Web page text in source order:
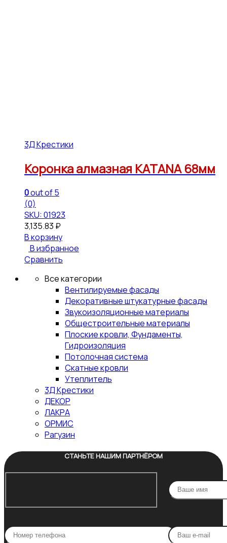
3Д Крестики
Коронка алмазная KATANA 68мм
0out of 5
(0)
SKU: 01923
3,135.83 ₽
В корзину
В избранное
Сравнить
Все категории
Вентилируемые фасады
Декоративные штукатурные фасады
Звукоизоляционные материалы
Общестроительные материалы
Плоские кровли, Фундаменты,
Гидроизоляция
Потолочная система
Скатные кровли
Утеплитель
3Д Крестики
ДЕКОР
ЛАКРА
ОРМИС
Рагузин
СТАНЬТЕ НАШИМ ПАРТНЁРОМ